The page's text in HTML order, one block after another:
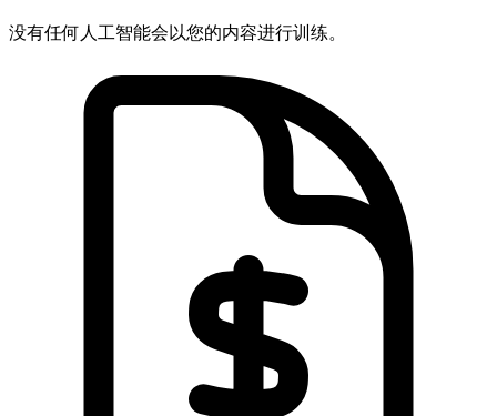
没有任何人工智能会以您的内容进行训练。